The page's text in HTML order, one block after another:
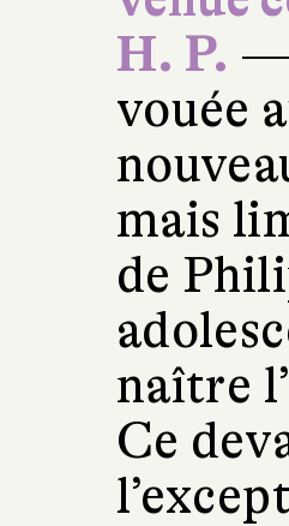
H. P. —
vouée
mais
de
naître
Ce